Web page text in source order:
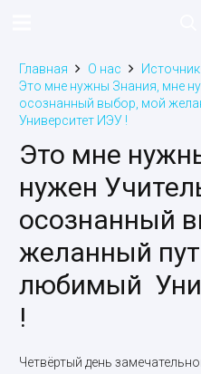
Главная О нас
Это мне нужны Знания, мне
осознанный выбор, мой
Университет ИЭУ !
Это мне
нужен
осознанный
желанный
любимый
!
Четвёртый день